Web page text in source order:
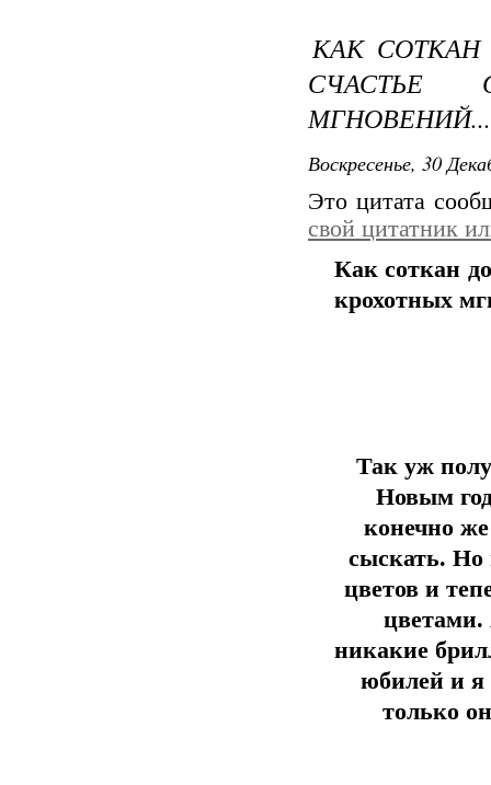
КАК
СЧАСТЬЕ
МГНОВЕНИЙ...
Воскресенье, 30
Это цитата
свой цитатник
Как соткан
крохотных
Так уж
Новым
конечно
сыскать. Но
цветов и
никакие
юбилей и я
только